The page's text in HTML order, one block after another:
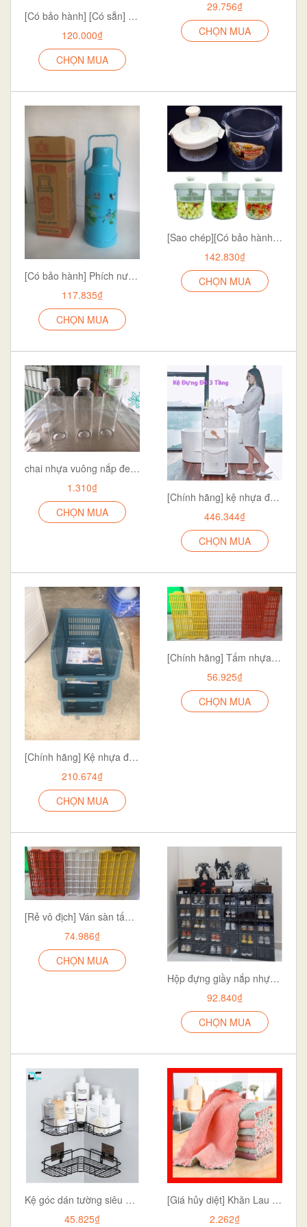
[Có bảo hành] [Có sẵn] [Giá hủy diệt] [Chính hãng] Hộp muối dưa cà Việt Nhật 5 lít Loại To
120.000₫
CHỌN MUA
29.756₫
CHỌN MUA
[Có bảo hành] Phích nước giữ nhiệt Phúc Minh 2 Lít NO: HP810 hàng Sài Gòn cao cấp
117.835₫
CHỌN MUA
[Sao chép][Có bảo hành] [Có sẵn] [Giá hủy diệt] [Chính hãng] Hộp muối dưa cà Việt Nhật 5 lít Loại To
142.830₫
CHỌN MUA
chai nhựa vuông nắp đen hoặc trắng - chai nhựa trà sữa 330ml - nhựa Việt Nhật
1.310₫
CHỌN MUA
[Chính hãng] kệ nhựa đựng đồ 3 tầng đa năng cao cấp có bánh xe hàng nhựa Việt Nhật siêu tiện lợi cho mọi không gia sống
446.344₫
CHỌN MUA
[Chính hãng] Kệ nhựa để đồ cao cấp đa năng xếp gọn ,xếp tầng có bánh xe cao 3 tầng NO:5569
210.674₫
CHỌN MUA
[Chính hãng] Tấm nhựa lót sàn chuồng heo (lợn) bằng nhựa 40 X 50 cm chất lượng cao
56.925₫
CHỌN MUA
[Rẻ vô địch] Ván sàn tấm nhựa lót sàn chuồng heo chất lượng giá rẻ nhất thị trường
74.986₫
CHỌN MUA
Hộp đựng giầy nắp nhựa cứng trong suốt - chịu lực cực kỳ tốt hàng việt nhật
92.840₫
CHỌN MUA
Kệ góc dán tường siêu dính trong nhà tắm ,nhà bếp siêu tiện dụng NO:7026
45.825₫
[Giá hủy diệt] Khăn Lau Bếp Lau Bát Đĩa Lau Tay đa năng siêu thấm hút nước
2.262₫